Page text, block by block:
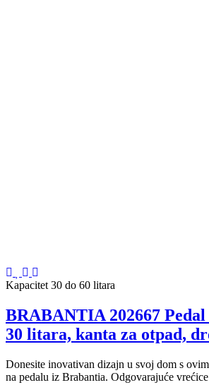
Kapacitet 30 do 60 litara
BRABANTIA 202667
30 litara, kanta za otpad,
Donesite inovativan dizajn u svoj dom s
na pedalu iz Brabantia. Odgovarajuće